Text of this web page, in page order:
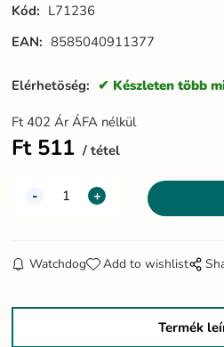
Kód: L71236
EAN: 8585040911377
Elérhetöség: Készleten több
Ft402 Ár ÁFA nélkül
Ft 511 tétel
Watchdog Add to wishlist
Termék